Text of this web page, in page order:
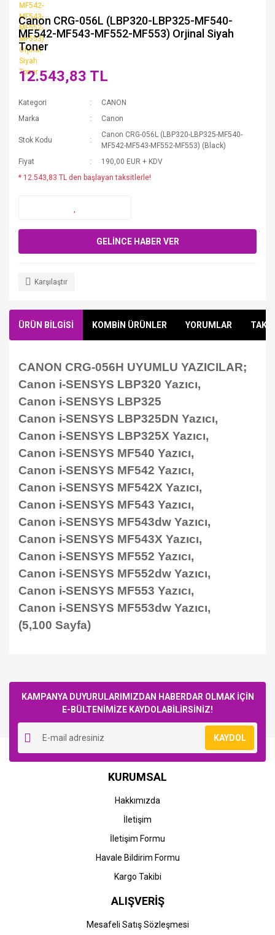
Canon CRG-056L (LBP320-LBP325-MF540-
MF542-MF543-MF552-MF553) Orjinal Siyah
Toner
12.543,83 TL
Kategori
CANON
Marka
Canon
Stok Kodu
Canon CRG-056L (LBP320-LBP325-MF540-
MF542-MF543-MF552-MF553) (Black)
Fiyat
190,00 EUR + KDV
* 12.543,83 TL den başlayan taksitlerle!
GELİNCE HABER VER
Karşılaştır
ÜRÜN BİLGİSİ KOMBİN ÜRÜNLER YORUMLAR
CANON CRG-056H UYUMLU YAZICILAR;
Canon i-SENSYS LBP320 Yazıcı,
Canon i-SENSYS LBP325
Canon i-SENSYS LBP325DN Yazıcı,
Canon i-SENSYS LBP325X Yazıcı,
Canon i-SENSYS MF540 Yazıcı,
Canon i-SENSYS MF542 Yazıcı,
Canon i-SENSYS MF542X Yazıcı,
Canon i-SENSYS MF543 Yazıcı,
Canon i-SENSYS MF543dw Yazıcı,
Canon i-SENSYS MF543X Yazıcı,
Canon i-SENSYS MF552 Yazıcı,
Canon i-SENSYS MF552dw Yazıcı,
Canon i-SENSYS MF553 Yazıcı,
Canon i-SENSYS MF553dw Yazıcı,
(5,100 Sayfa)
Yorum Yaz
LBP325-MF540-MF542-
(LBP320-LBP325-MF540-
MF553) Muail Siyah Toner
1.143,90 TL
KAMPANYA DUYURULARIMIZDAN HABERDAR OLMAK İÇİN
E-BÜLTENİMİZE KAYDOLABİLİRSİNİZ!
KAYDOL
KURUMSAL
Hakkımızda
İletişim
İletişim Formu
Havale Bildirim Formu
Kargo Takibi
ALIŞVERİŞ
Mesafeli Satış Sözleşmesi